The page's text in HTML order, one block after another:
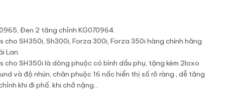
Đen 2 tăng chỉnh KG070964.
cho SH350i, Sh300i, Forza 300i, Forza 350i hàng chính hãng
Lan.
cho SH350i là dòng phuộc có bình dầu phụ, tặng kèm 2loxo
và độ nhún, chân phuộc 16 nấc hiển thị số rõ ràng , dễ tăng
khi đi phố, khi chở nặng...